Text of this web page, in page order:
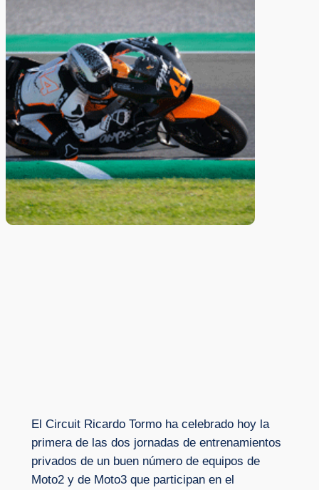
El Circuit Ricardo Tormo ha celebrado hoy la
primera de las dos jornadas de entrenamientos
privados de un buen número de equipos de
Moto2 y de Moto3 que participan en el